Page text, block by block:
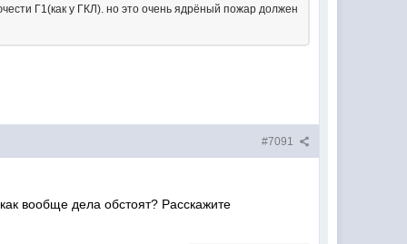
Г1(как у ГКЛ). но это очень ядрёный пожар должен
#7091
вообще дела обстоят? Расскажите